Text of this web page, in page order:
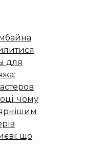
для
чому
що